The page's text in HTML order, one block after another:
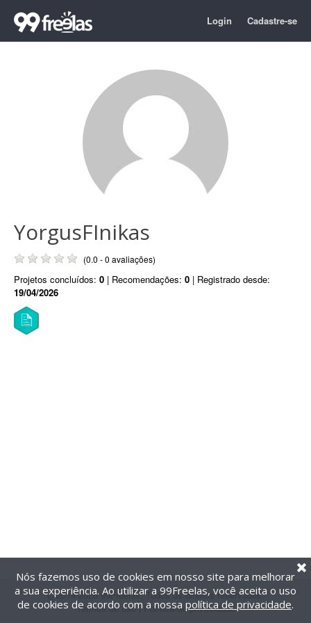
Login Cadastre-se
YorgusFInikas
(0.0 - 0 avaliações)
Projetos concluídos: 0 | Recomendações: 0 | Registrado desde:
19/04/2026
@2014-2026 99Freelas. Todos os direitos reservados.
Termos de uso| Política de privacidade
Nós fazemos uso de cookies em nosso site para melhorar
a sua experiência. Ao utilizar a 99Freelas, você aceita o uso
de cookies de acordo com a nossa política de privacidade.